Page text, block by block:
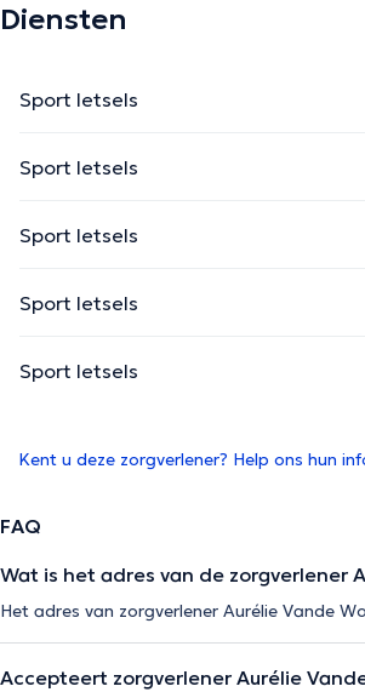
Diensten
Sport letsels
Sport letsels
Sport letsels
Sport letsels
Sport letsels
Kent u deze zorgverlener? Help ons hun
FAQ
Wat is het adres van de zorgverlener
Het adres van zorgverlener Aurélie Vande
Accepteert zorgverlener Aurélie